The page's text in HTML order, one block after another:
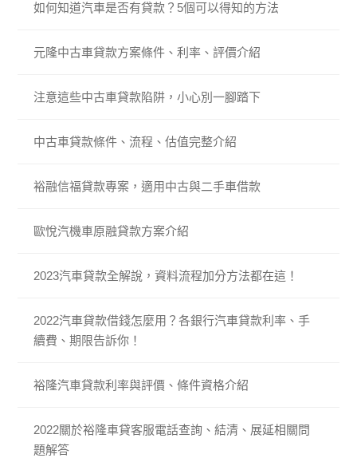
如何知道汽車是否有貸款？5個可以得知的方法
元隆中古車貸款方案條件、利率、評價介紹
注意這些中古車貸款陷阱，小心別一腳踏下
中古車貸款條件、流程、估值完整介紹
裕融信福貸款專案，適用中古與二手車借款
歐悅汽機車原融貸款方案介紹
2023汽車貸款全解說，資料流程加分方法都在這！
2022汽車貸款借錢怎麼用？各銀行汽車貸款利率、手
續費、期限告訴你！
裕隆汽車貸款利率與評價、條件資格介紹
2022關於裕隆車貸客服電話查詢、結清、展延相關問
題解答